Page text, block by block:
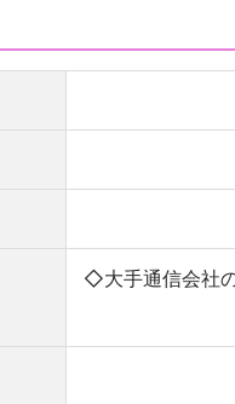
◇大手通信会社